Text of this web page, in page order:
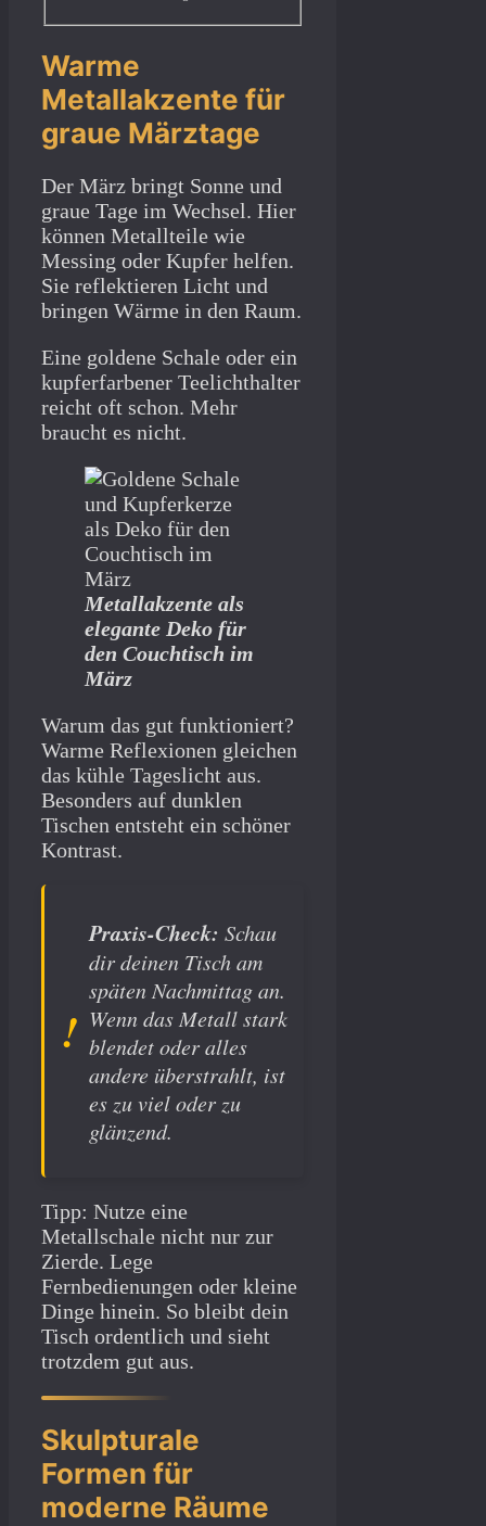
Warme
Metallakzente für
graue Märztage
Der März bringt Sonne und
graue Tage im Wechsel. Hier
können Metallteile wie
Messing oder Kupfer helfen.
Sie reflektieren Licht und
bringen Wärme in den Raum.
Eine goldene Schale oder ein
kupferfarbener Teelichthalter
reicht oft schon. Mehr
braucht es nicht.
Metallakzente als
elegante Deko für
den Couchtisch im
März
Warum das gut funktioniert?
Warme Reflexionen gleichen
das kühle Tageslicht aus.
Besonders auf dunklen
Tischen entsteht ein schöner
Kontrast.
Praxis-Check: Schau
dir deinen Tisch am
späten Nachmittag an.
Wenn das Metall stark
blendet oder alles
andere überstrahlt, ist
es zu viel oder zu
glänzend.
Tipp: Nutze eine
Metallschale nicht nur zur
Zierde. Lege
Fernbedienungen oder kleine
Dinge hinein. So bleibt dein
Tisch ordentlich und sieht
trotzdem gut aus.
Skulpturale
Formen für
moderne Räume